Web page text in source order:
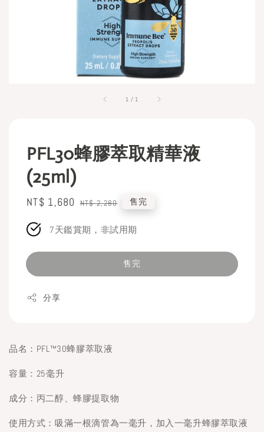
1 / 1
PFL30蜂膠萃取精華液
(25ml)
Sale
NT$ 1,680 Regular
NT$ 2,280 售完
7天鑑賞期，非試用期
售完
分享
品名：PFL™30蜂膠萃取液
容量：25毫升
成分：丙二醇、蜂膠提取物
使用方式：吸滿一根滴管為一毫升，加入一毫升蜂膠萃取液